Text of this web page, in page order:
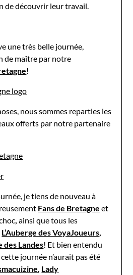
de découvrir leur travail.
une très belle journée,
de maître par notre
!
nous sommes reparties les
offerts par notre partenaire
je tiens de nouveau à
Fans de Bretagne et
,ainsi que tous les
L’Auberge des VoyaJoueurs,
des Landes! Et bien entendu
journée n’aurait pas été
, Lady